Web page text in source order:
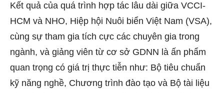
Kết quả của quá trình hợp tác lâu dài giữa VCCI-
HCM và NHO, Hiệp hội Nuôi biển Việt Nam (VSA),
cùng sự tham gia tích cực các chuyên gia trong
ngành, và giảng viên từ cơ sở GDNN là ấn phẩm
quan trọng có giá trị thực tiễn như: Bộ tiêu chuẩn
kỹ năng nghề, Chương trình đào tạo và Bộ tài liệu